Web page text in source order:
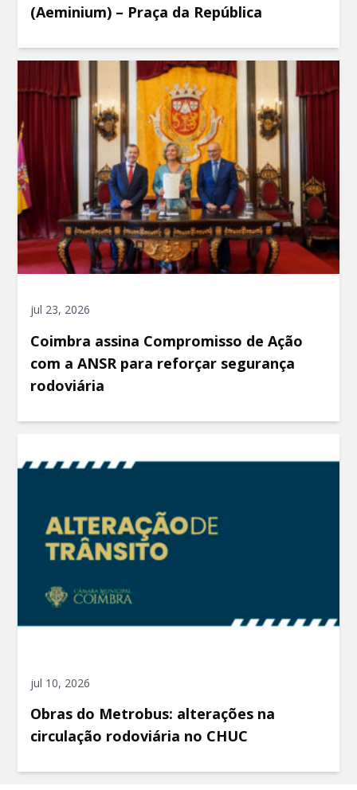
(Aeminium) – Praça da República
jul 23, 2026
Coimbra assina Compromisso de Ação
com a ANSR para reforçar segurança
rodoviária
jul 10, 2026
Obras do Metrobus: alterações na
circulação rodoviária no CHUC